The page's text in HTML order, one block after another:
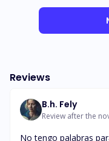
Reviews
B.h. Fely
Review after the
No tengo palabras